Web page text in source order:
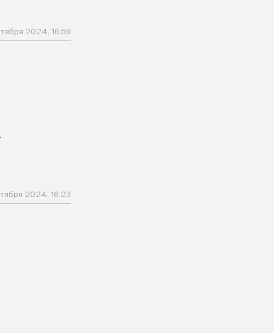
2024, 16:59
2024, 16:23